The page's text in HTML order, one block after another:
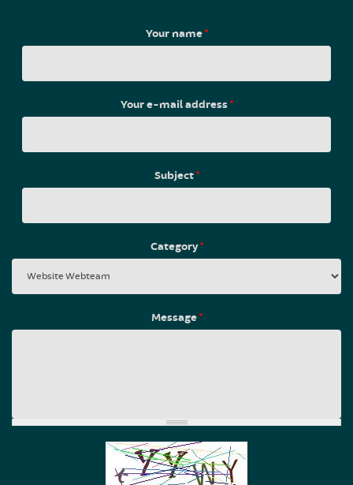
Your name*
Your e-mail address*
Subject*
Category*
Message*